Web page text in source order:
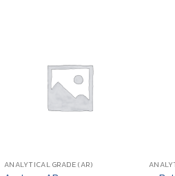
ANALYTICAL GRADE (AR)